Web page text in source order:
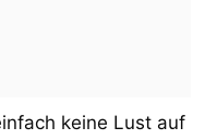
keine Lust auf